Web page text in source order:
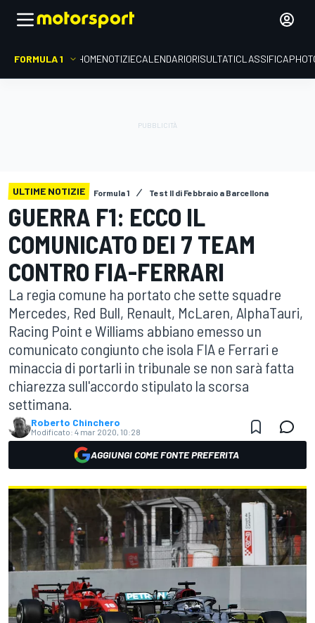
FORMULA 1 HOMENOTIZIECALENDARIORISULTATICLASSIFICA
ULTIME NOTIZIE Formula 1 Test II di Febbraio a Barcellona
GUERRA F1: ECCO IL
COMUNICATO DEI 7 TEAM
CONTRO FIA-FERRARI
La regia comune ha portato che sette squadre
Mercedes, Red Bull, Renault, McLaren, AlphaTauri,
Racing Point e Williams abbiano emesso un
comunicato congiunto che isola FIA e Ferrari e
minaccia di portarli in tribunale se non sarà fatta
chiarezza sull'accordo stipulato la scorsa
settimana.
Roberto Chinchero
Modificato: 4 mar 2020, 10:28
AGGIUNGI COME FONTE PREFERITA